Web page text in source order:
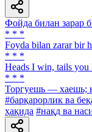
Фойда билан зарар
* * *
Foyda bilan zarar bir
* * *
Heads I win, tails you
* * *
Торгуешь — хаешь;
#барқарорлик ва
ҳақида #нақд ва